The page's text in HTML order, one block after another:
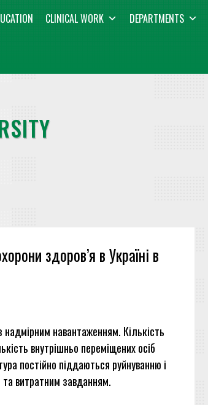
CLINICAL WORK DEPARTMENTS
здоров’я в Україні в
надмірним навантаженням. Кількість
внутрішньо переміщених осіб
постійно піддаються руйнуванню і
витратним завданням.